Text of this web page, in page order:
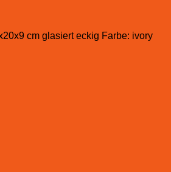
cm glasiert eckig Farbe: ivory